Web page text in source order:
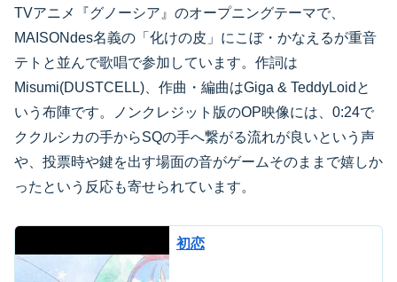
TVアニメ『グノーシア』のオープニングテーマで、
MAISONdes名義の「化けの皮」にこぼ・かなえるが重音
テトと並んで歌唱で参加しています。作詞は
Misumi(DUSTCELL)、作曲・編曲はGiga & TeddyLoidと
いう布陣です。ノンクレジット版のOP映像には、0:24で
ククルシカの手からSQの手へ繋がる流れが良いという声
や、投票時や鍵を出す場面の音がゲームそのままで嬉しか
ったという反応も寄せられています。
初恋